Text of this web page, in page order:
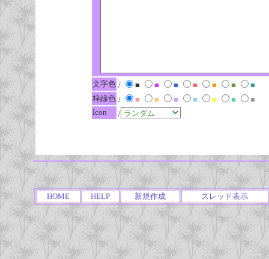
文字色 / ■ ■ ■ ■ ■ ■
■
枠線色 / ■ ■ ■ ■ ■ ■
■
Icon
/
HOME HELP 新規作成 スレッド表示